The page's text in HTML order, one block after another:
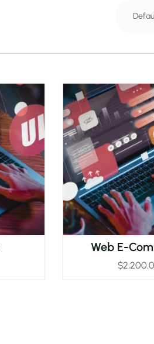
Web E-
$